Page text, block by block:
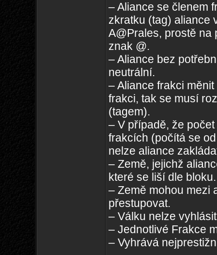
– Aliance se členem
zkratku (tag) aliance
A@Prales, prostě na
znak @.
– Aliance bez
neutrální.
– Aliance frakci
frakci, tak se musí
(tagem).
– V případě, že
frakcích (počítá se
nelze aliance
– Země, jejichž
které se liší dle bloku.
– Země mohou mezi
přestupovat.
– Válku nelze
– Jednotlivé Frakce
– Vyhrává